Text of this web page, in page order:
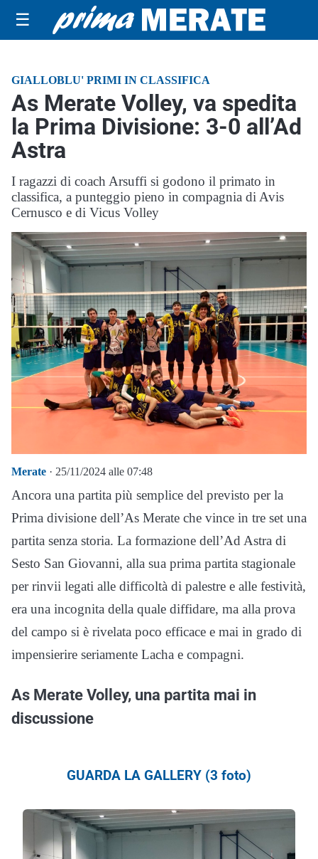
☰
GIALLOBLU' PRIMI IN CLASSIFICA
As Merate Volley, va spedita
la Prima Divisione: 3-0 all’Ad
Astra
I ragazzi di coach Arsuffi si godono il primato in
classifica, a punteggio pieno in compagnia di Avis
Cernusco e di Vicus Volley
Merate · 25/11/2024 alle 07:48
Ancora una partita più semplice del previsto per la
Prima divisione dell’As Merate che vince in tre set una
partita senza storia. La formazione dell’Ad Astra di
Sesto San Giovanni, alla sua prima partita stagionale
per rinvii legati alle difficoltà di palestre e alle festività,
era una incognita della quale diffidare, ma alla prova
del campo si è rivelata poco efficace e mai in grado di
impensierire seriamente Lacha e compagni.
As Merate Volley, una partita mai in
discussione
GUARDA LA GALLERY (3 foto)